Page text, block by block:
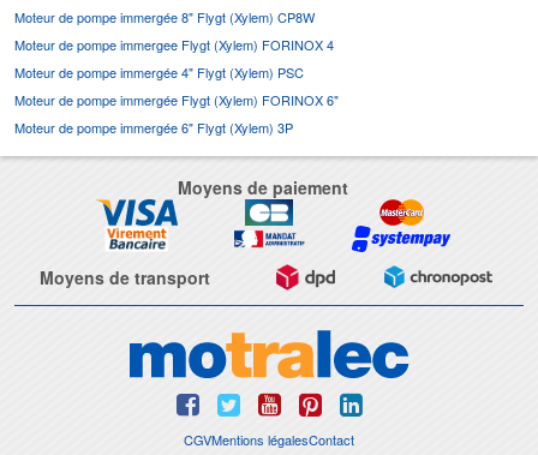
Moteur de pompe immergée 8" Flygt (Xylem) CP8W
Moteur de pompe immergee Flygt (Xylem) FORINOX 4
Moteur de pompe immergée 4" Flygt (Xylem) PSC
Moteur de pompe immergée Flygt (Xylem) FORINOX 6"
Moteur de pompe immergée 6" Flygt (Xylem) 3P
Moyens de paiement
Moyens de transport
CGVMentions légalesContact